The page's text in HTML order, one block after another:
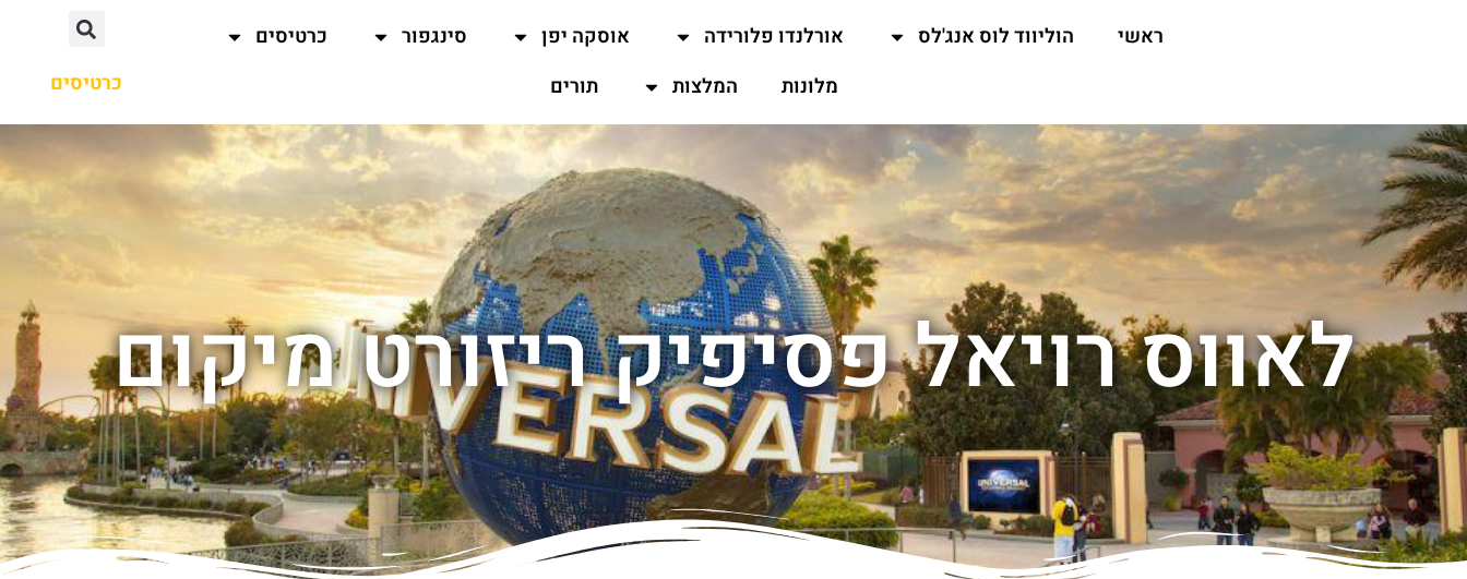
ראשי הוליווד לוס אנג'לס אורלנדו פלורידה אוסקה יפן סינגפור
כרטיסים
מלונות
המלצות תורים כרטיסים
לאווס רויאל פסיפיק ריזורט מיקום